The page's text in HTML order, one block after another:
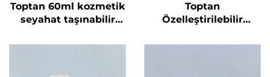
Toptan 60ml kozmetik
seyahat taşınabilir
geri dönüştürülebilir
Toptan
Özelleştirilebilir
Şişeleri Pişirme Yağı